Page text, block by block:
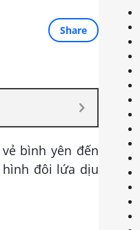
Share
bình yên đến
hình đôi lứa dịu